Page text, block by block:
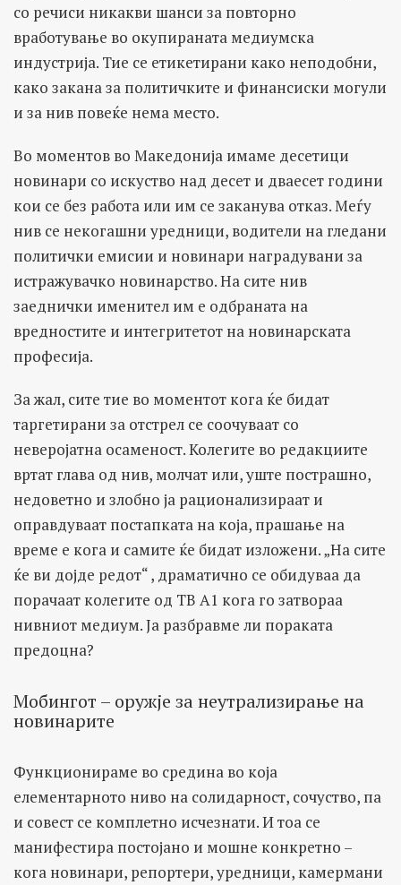
со речиси никакви шанси за повторно
вработување во окупираната медиумска
индустрија. Тие се етикетирани како неподобни,
како закана за политичките и финансиски могули
и за нив повеќе нема место.
Во моментов во Македонија имаме десетици
новинари со искуство над десет и дваесет години
кои се без работа или им се заканува отказ. Меѓу
нив се некогашни уредници, водители на гледани
политички емисии и новинари наградувани за
истражувачко новинарство. На сите нив
заеднички именител им е одбраната на
вредностите и интегритетот на новинарската
професија.
За жал, сите тие во моментот кога ќе бидат
таргетирани за отстрел се соочуваат со
неверојатна осаменост. Колегите во редакциите
вртат глава од нив, молчат или, уште пострашно,
недоветно и злобно ја рационализираат и
оправдуваат постапката на која, прашање на
време е кога и самите ќе бидат изложени. „На сите
ќе ви дојде редот“ , драматично се обидуваа да
порачаат колегите од ТВ А1 кога го затвораа
нивниот медиум. Ја разбравме ли пораката
предоцна?
Мобингот – оружје за неутрализирање на
новинарите
Функционираме во средина во која
елементарното ниво на солидарност, сочуство, па
и совест се комплетно исчезнати. И тоа се
манифестира постојано и мошне конкретно –
кога новинари, репортери, уредници, камермани